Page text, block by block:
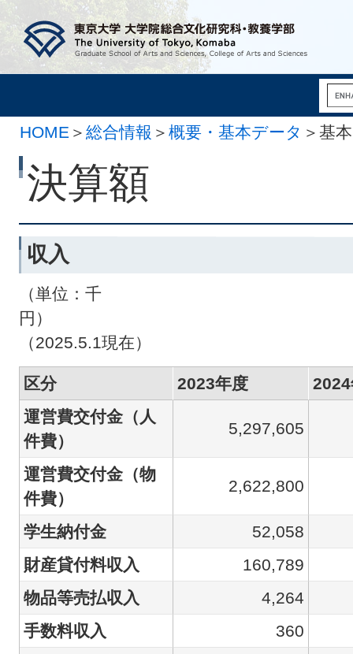
HOME ＞ 総合情報 ＞ 概要・基本データ ＞基
決算額
収入
（単位：千
（2025.5.1現在）
区分 2023年度
運営費交付金（人
件費）
5,297,605
運営費交付金（物
件費）
2,622,800
学生納付金
52,058
財産貸付料収入
160,789
物品等売払収入
4,264
手数料収入
360